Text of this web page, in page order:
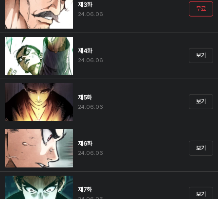
제3화
24.06.06
무료
제4화
24.06.06
보기
제5화
24.06.06
보기
제6화
24.06.06
보기
제7화
보기